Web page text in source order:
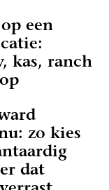
een
kas, ranch
zo kies
dat